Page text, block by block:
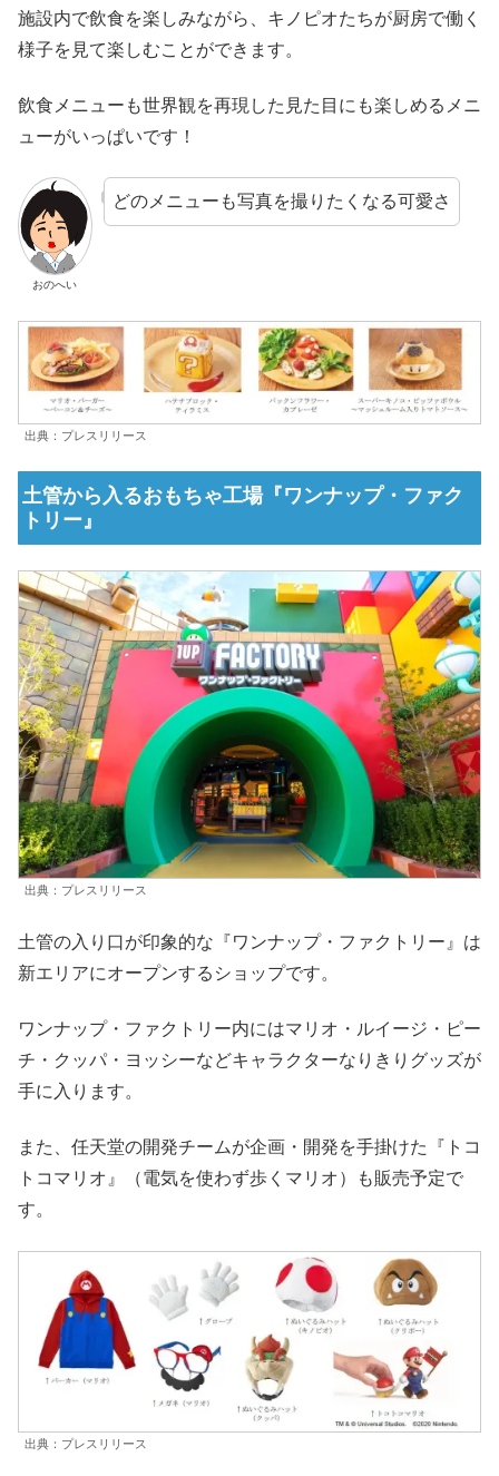
施設内で飲食を楽しみながら、キノピオたちが厨房で働く
様子を見て楽しむことができます。
飲食メニューも世界観を再現した見た目にも楽しめるメニ
ューがいっぱいです！
おのへい
どのメニューも写真を撮りたくなる可愛さ
出典：プレスリリース
土管から入るおもちゃ工場『ワンナップ・ファク
トリー』
出典：プレスリリース
土管の入り口が印象的な『ワンナップ・ファクトリー』は
新エリアにオープンするショップです。
ワンナップ・ファクトリー内にはマリオ・ルイージ・ピー
チ・クッパ・ヨッシーなどキャラクターなりきりグッズが
手に入ります。
また、任天堂の開発チームが企画・開発を手掛けた『トコ
トコマリオ』（電気を使わず歩くマリオ）も販売予定で
す。
出典：プレスリリース